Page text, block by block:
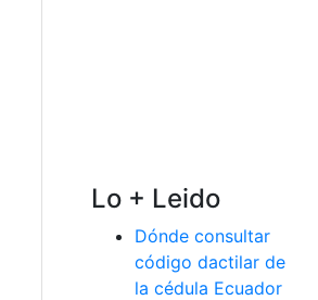
Lo + Leido
Dónde consultar
código dactilar de
la cédula Ecuador